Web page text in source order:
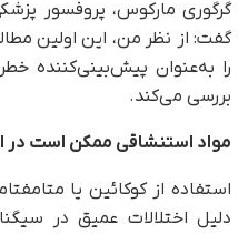
گفت: از نظر من، این اولین
را به‌عنوان پیش‌بینی‌کننده
بررسی می‌کند.
مواد استنشاقی ممکن است در
استفاده از کوکائین یا
دلیل اختلالات عمیق در